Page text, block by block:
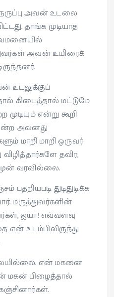
அவன் உடலை
தாங்க முடியாத
அவன் உயிரைக்
உடலுக்குப்
கிடைத்தால் மட்டுமே
என்று கூறி
அவனது
மாறி மாறி ஒருவர்
தவிர,
வரவில்லை.
துடிதுடிக்க
மருத்துவர்களின்
ஐயா! எவ்வளவு
உடம்பிலிருந்து
என் மகனை
மகன் பிழைத்தால்